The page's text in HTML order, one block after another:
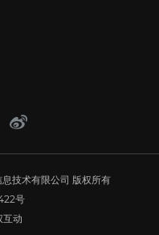
技术有限公司 版权所有
号
互动